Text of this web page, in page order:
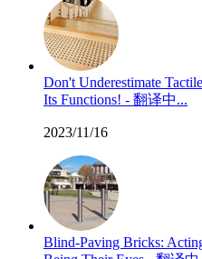
Don't Underestimate
Its Functions! - 翻译中...
2023/11/16
Blind-Paving Bricks: